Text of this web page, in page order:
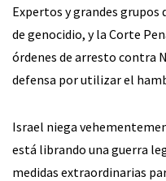
Expertos y grandes grupos
de genocidio, y la Corte
órdenes de arresto contra
defensa por utilizar el
Israel niega
está librando una guerra
medidas extraordinarias